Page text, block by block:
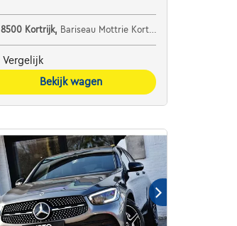
8500 Kortrijk, Bariseau Mottrie Kortrijk
Vergelijk
Bekijk wagen